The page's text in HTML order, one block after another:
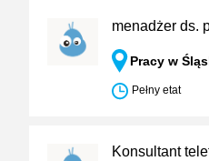
menadżer ds.
Pracy w
Pełny etat
Konsultant